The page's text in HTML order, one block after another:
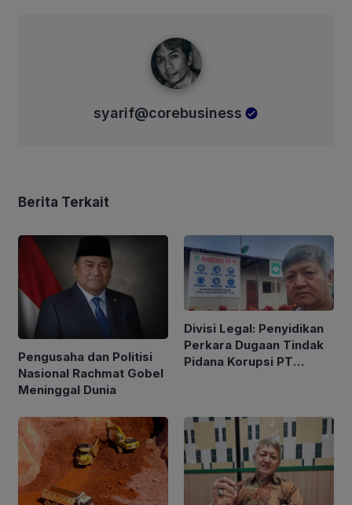
syarif@corebusiness
Berita Terkait
Pengusaha dan Politisi
Nasional Rachmat Gobel
Meninggal Dunia
Divisi Legal: Penyidikan
Perkara Dugaan Tindak
Pidana Korupsi PT